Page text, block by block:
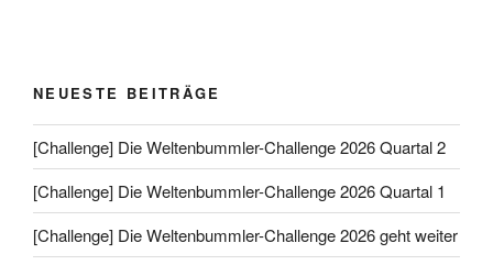
NEUESTE BEITRÄGE
[Challenge] Die Weltenbummler-Challenge 2026 Quartal 2
[Challenge] Die Weltenbummler-Challenge 2026 Quartal 1
[Challenge] Die Weltenbummler-Challenge 2026 geht weiter